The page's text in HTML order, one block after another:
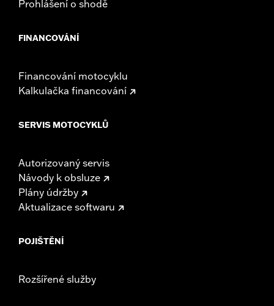
Prohlášení o shodě
FINANCOVÁNÍ
Financování motocyklu
Kalkulačka financování
SERVIS MOTOCYKLŮ
Autorizovaný servis
Návody k obsluze
Plány údržby
Aktualizace softwaru
POJIŠTĚNÍ
Rozšířené služby